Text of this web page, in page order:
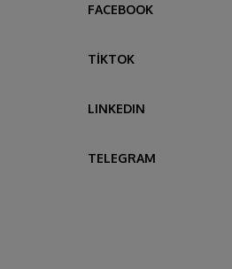
FACEBOOK
TİKTOK
LINKEDIN
TELEGRAM